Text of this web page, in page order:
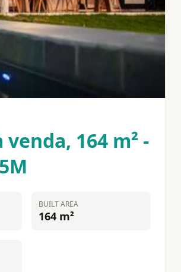
164 m² -
BUILT AREA
164 m²